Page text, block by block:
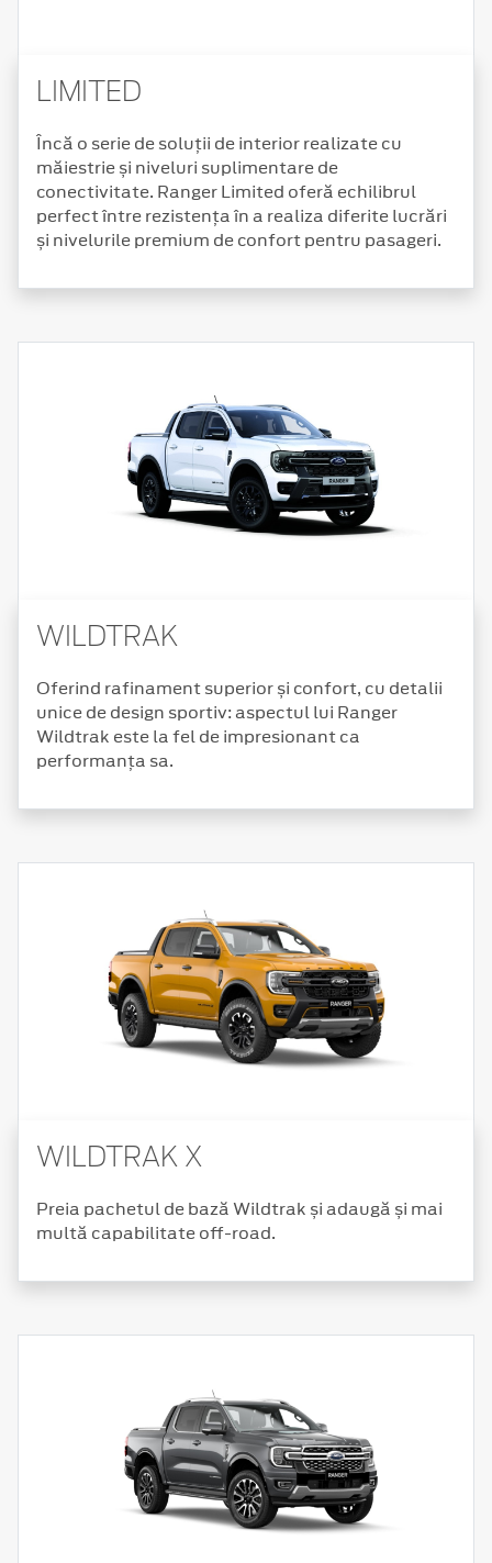
LIMITED
Încă o serie de soluții de interior realizate cu
măiestrie și niveluri suplimentare de
conectivitate. Ranger Limited oferă echilibrul
perfect între rezistența în a realiza diferite lucrări
și nivelurile premium de confort pentru pasageri.
WILDTRAK
Oferind rafinament superior și confort, cu detalii
unice de design sportiv: aspectul lui Ranger
Wildtrak este la fel de impresionant ca
performanța sa.
WILDTRAK X
Preia pachetul de bază Wildtrak și adaugă și mai
multă capabilitate off-road.